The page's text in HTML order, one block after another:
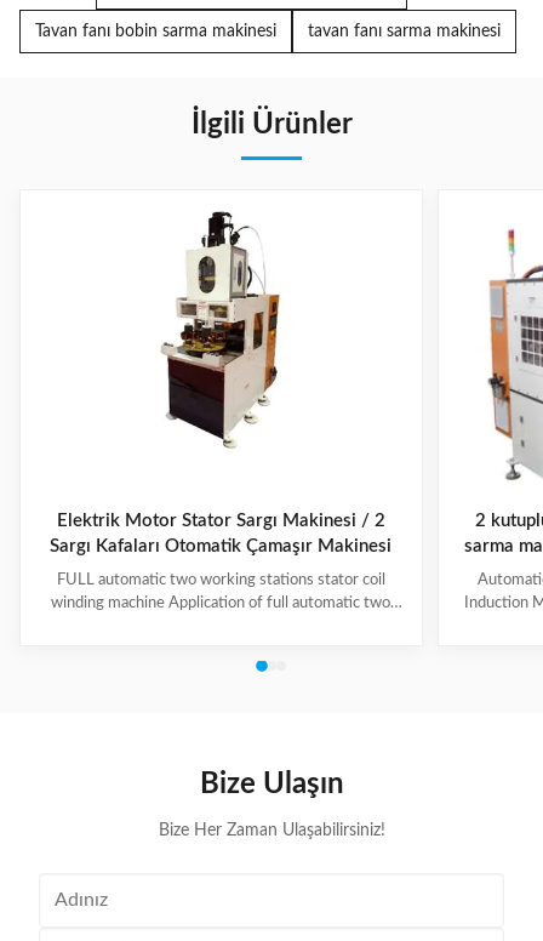
Tavan fanı bobin sarma makinesi tavan fanı sarma makinesi
İlgili Ürünler
Elektrik Motor Stator Sargı Makinesi / 2
Sargı Kafaları Otomatik Çamaşır Makinesi
FULL automatic two working stations stator coil
winding machine Application of full automatic two
poles, 4 poles and 6poles coils winding. 1. Main
Winding speed ≤2500RPM Max stator OD 160mm
2
sarma
Induction
Bize Ulaşın
Bize Her Zaman Ulaşabilirsiniz!